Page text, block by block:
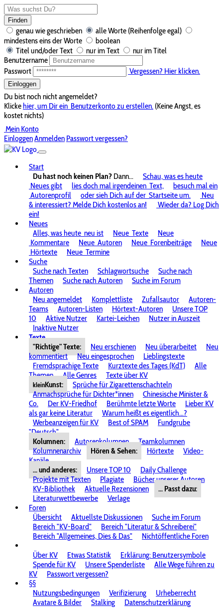
Finden
genau wie geschrieben
alle Worte (Reihenfolge egal)
mindestens eins der Worte
boolean
Titel und/oder Text
nur im Text
nur im Titel
Benutzername
Passwort
Vergessen? Hier klicken.
Einloggen
Du bist noch nicht angemeldet?
Klickehier, um Dir ein Benutzerkonto zu erstellen. (Keine Angst, es
kostet nichts)
Mein Konto
EinloggenAnmelden Passwort vergessen?
Start
Du hast noch keinen Plan? Dann...
Schau, was es heute
Neues gibt
lies doch mal irgendeinen Text,
besuch mal ein
Autorenprofil
oder sieh Dich auf der Startseite um.
Neu
& interessiert? Melde Dich kostenlos an!
Wieder da? Log Dich
ein!
Neues
Alles, was heute neu ist Neue Texte
Neue
Kommentare
Neue Autoren Neue Forenbeiträge
Neue
Hörtexte
Neue Termine
Suche
Suche nach Texten
Schlagwortsuche
Suche nach
Themen
Suche nach Autoren
Suche im Forum
Autoren
Neu angemeldet
Komplettliste Zufallsautor
Autoren-
Teams
Autoren-Listen Hörtext-Autoren
Unsere TOP
10
Aktive Nutzer Kartei-Leichen
Nutzer in Auszeit
Inaktive Nutzer
Texte
"Richtige" Texte:
Neu erschienen Neu überarbeitet
Neu
kommentiert
Neu eingesprochen
Lieblingstexte
Fremdsprachige Texte
Kurztexte des Tages (KdT)
Alle
Themen
Alle Genres Texte über KV
kleinKunst:
Sprüche für Zigarettenschachteln
Anmachsprüche für Dichter*innen
Chinesische Minister &
Co.
Der KV-Friedhof Berühmte letzte Worte
Lieber KV
als gar keine Literatur
Warum heißt es eigentlich...?
Werbeanzeigen für KV
Best of SPAM
Fundgrube
"Deutsch"
Kolumnen:
Autorenkolumnen
Teamkolumnen
Kolumnenarchiv
Hören & Sehen: Hörtexte
Video-
Kanäle
... und anderes:
Unsere TOP 10
Daily Challenge
Projekte mit Texten
Plagiate
Bücher unserer Autoren
KV-Bibliothek
Aktuelle Rezensionen
... Passt dazu:
Literaturwettbewerbe
Verlage
Foren
Übersicht
Aktuellste Diskussionen
Suche im Forum
Bereich "KV-Board"
Bereich "Literatur & Schreiberei"
Bereich "Allgemeines, Dies & Das"
Nichtöffentliche Foren
Über KV
Etwas Statistik
Erklärung: Benutzersymbole
Spende für KV
Unsere Spenderliste
Alle Wege führen zu
KV
Passwort vergessen?
§§
Nutzungsbedingungen
Verifizierung
Urheberrecht
Avatare & Bilder
Stalking
Datenschutzerklärung